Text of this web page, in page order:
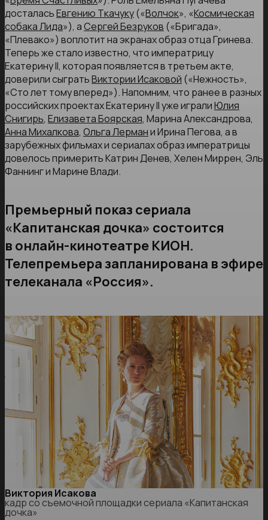
досталасьЕвгению Ткачуку(«Волчок», «Космическая
собака Лида»), аСергей Безруков («Бригада»,
«Плевако») воплотит на экранах образ отца Гринева.
Теперь же стало известно, что императрицу
Екатерину II, которая появляется в третьем акте,
доверили сыгратьВиктории Исаковой («Нежность»,
«Сто лет тому вперед»). Напомним, что ранее в разных
российских проектах Екатерину II уже игралиЮлия
Снигирь, Елизавета Боярская, Марина Александрова,
Анна Михалкова, Ольга Лермани Ирина Пегова, а в
зарубежных фильмах и сериалах образ императрицы
довелось примерить Катрин Денев, Хелен Миррен, Эль
Фаннинг и Марине Влади.
Премьерный показ сериала
«Капитанская дочка» состоится
в онлайн-кинотеатре КИОН.
Телепремьера запланирована в эфире
телеканала «Россия».
Виктория Исакова
кадр со съемочной площадки сериала «Капитанская
дочка»